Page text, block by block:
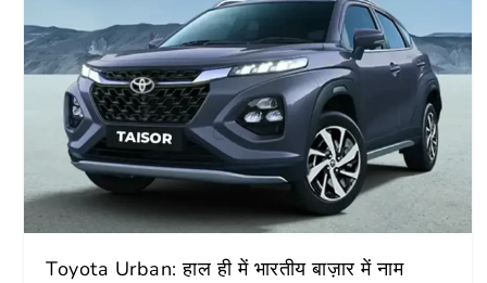
Toyota Urban: हाल ही में भारतीय बाज़ार में नाम